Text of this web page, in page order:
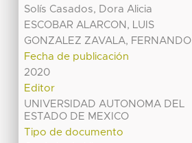
Solís Casados, Dora Alicia
ESCOBAR ALARCON, LUIS
GONZALEZ ZAVALA, FERNANDO
Fecha de publicación
2020
Editor
UNIVERSIDAD AUTONOMA DEL
ESTADO DE MEXICO
Tipo de documento